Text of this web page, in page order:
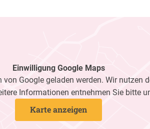
Einwilligung Google Maps
Google geladen werden. Wir
Informationen entnehmen Sie bitte
Karte anzeigen